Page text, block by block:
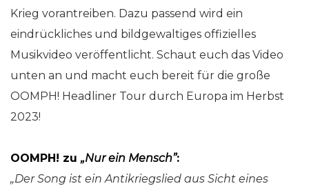
Krieg vorantreiben. Dazu passend wird ein
eindrückliches und bildgewaltiges offizielles
Musikvideo veröffentlicht. Schaut euch das Video
unten an und macht euch bereit für die große
OOMPH! Headliner Tour durch Europa im Herbst
2023!
OOMPH! zu „Nur ein Mensch”:
„Der Song ist ein Antikriegslied aus Sicht eines